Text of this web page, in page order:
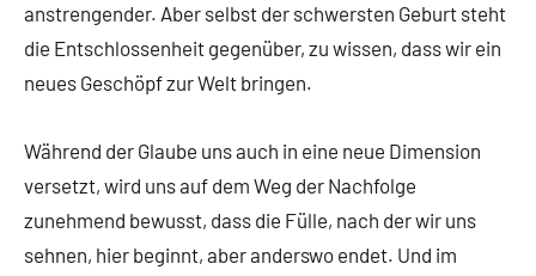
anstrengender. Aber selbst der schwersten Geburt steht
die Entschlossenheit gegenüber, zu wissen, dass wir ein
neues Geschöpf zur Welt bringen.
Während der Glaube uns auch in eine neue Dimension
versetzt, wird uns auf dem Weg der Nachfolge
zunehmend bewusst, dass die Fülle, nach der wir uns
sehnen, hier beginnt, aber anderswo endet. Und im